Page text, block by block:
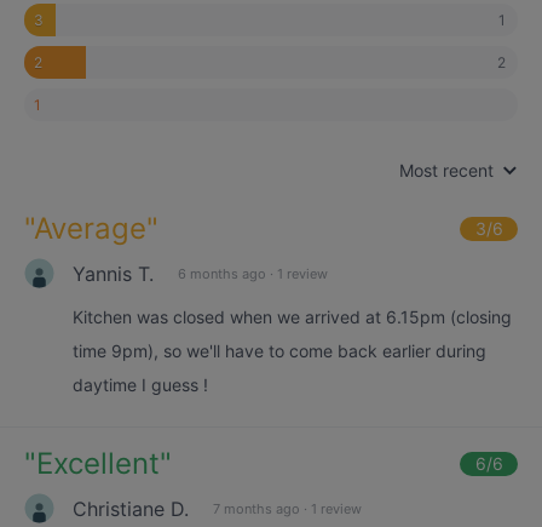
3 1
2 2
1
Most recent
"Average" 3/6
Yannis T. 6 months ago · 1 review
Kitchen was closed when we arrived at 6.15pm (closing
time 9pm), so we'll have to come back earlier during
daytime I guess !
"Excellent" 6/6
Christiane D. 7 months ago · 1 review